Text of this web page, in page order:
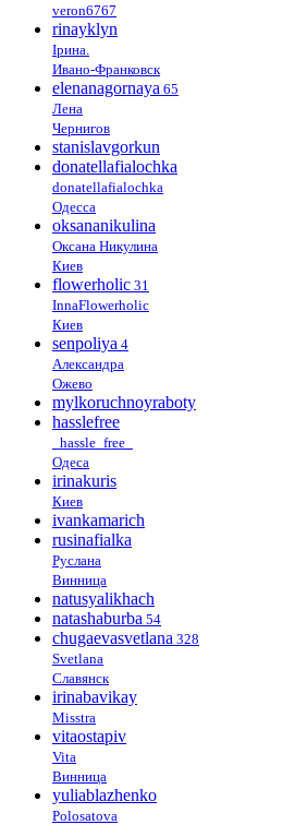
veron6767
rinayklyn
Ірина.
Ивано-Франковск
elenanagornaya 65
Лена
Чернигов
stanislavgorkun
donatellafialochka
donatellafialochka
Одесса
oksananikulina
Оксана Никулина
Киев
flowerholic 31
InnaFlowerholic
Киев
senpoliya 4
Александра
Ожево
mylkoruchnoyraboty
hasslefree
_hassle_free_
Одеса
irinakuris
Киев
ivankamarich
rusinafialka
Руслана
Винница
natusyalikhach
natashaburba 54
chugaevasvetlana 328
Svetlana
Славянск
irinabavikay
Misstra
vitaostapiv
Vita
Винница
yuliablazhenko
Polosatova